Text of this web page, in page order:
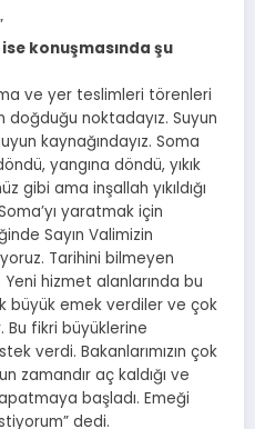
konuşmasında şu
ve yer teslimleri törenleri
doğduğu noktadayız. Suyun
kaynağındayız. Soma
yangına döndü, yıkık
gibi ama inşallah yıkıldığı
yaratmak için
Sayın Valimizin
Tarihini bilmeyen
hizmet alanlarında bu
büyük emek verdiler ve çok
Bu fikri büyüklerine
verdi. Bakanlarımızın çok
zamandır aç kaldığı ve
başladı. Emeği
dedi.